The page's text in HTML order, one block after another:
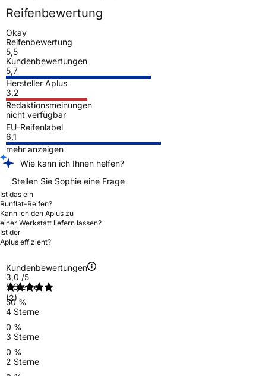
Reifenbewertung
Okay
Reifenbewertung
5,5
Kundenbewertungen
5,7
Hersteller Aplus
3,2
Redaktionsmeinungen
nicht verfügbar
EU-Reifenlabel
6,1
mehr anzeigen
Wie kann ich Ihnen helfen?
Stellen Sie Sophie eine Frage
Ist das ein
Runflat-Reifen?
Kann ich den Aplus zu
einer Werkstatt liefern lassen?
Ist der
Aplus effizient?
Kundenbewertungen
3,0 /5
(2)
5 Sterne
50 %
4 Sterne
0 %
3 Sterne
0 %
2 Sterne